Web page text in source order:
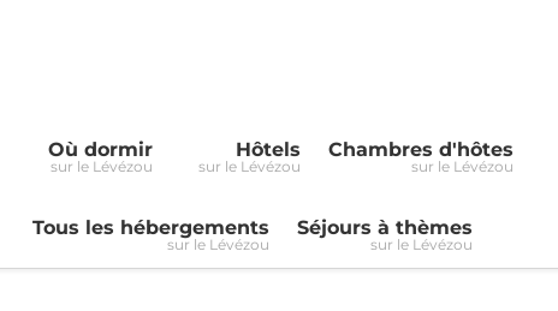
Où dormir
sur le Lévézou
Hôtels
sur le Lévézou
Chambres d'hôtes
sur le Lévézou
Tous les hébergements
sur le Lévézou
Séjours à thèmes
sur le Lévézou